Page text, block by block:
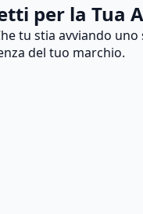
per la Tua
tu stia avviando
del tuo marchio.